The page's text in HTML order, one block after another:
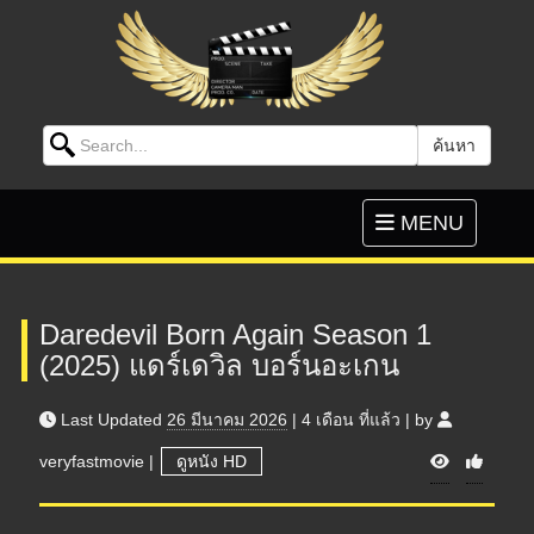
Search for: ค้นหา
Toggle
navigation
MENU
Daredevil Born Again Season 1
(2025) แดร์เดวิล บอร์นอะเกน
Last Updated 26 มีนาคม 2026 | 4 เดือน ที่แล้ว | by
veryfastmovie | ดูหนัง HD V
i